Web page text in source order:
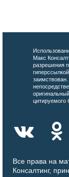
Макс
разрешения
цитируемого
Все права на
Консалтинг,